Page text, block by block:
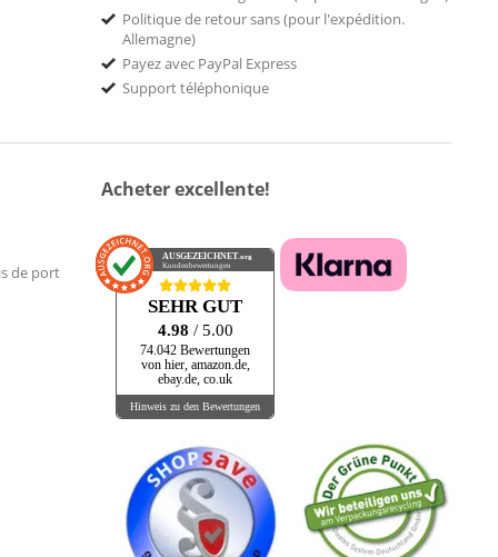
Politique de retour sans (pour l'expédition.
Allemagne)
Payez avec PayPal Express
Support téléphonique
de port
Acheter excellente!
AUSGEZEICHNET .org
Kundenbewertungen
SEHR GUT
4.98 / 5.00
74.042 Bewertungen
von hier, amazon.de,
ebay.de, co.uk
Hinweis zu den Bewertungen